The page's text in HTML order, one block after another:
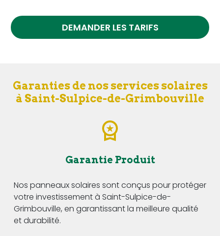
DEMANDER LES TARIFS
Garanties de nos services solaires
à Saint-Sulpice-de-Grimbouville
Garantie Produit
Nos panneaux solaires sont conçus pour protéger
votre investissement à Saint-Sulpice-de-
Grimbouville, en garantissant la meilleure qualité
et durabilité.